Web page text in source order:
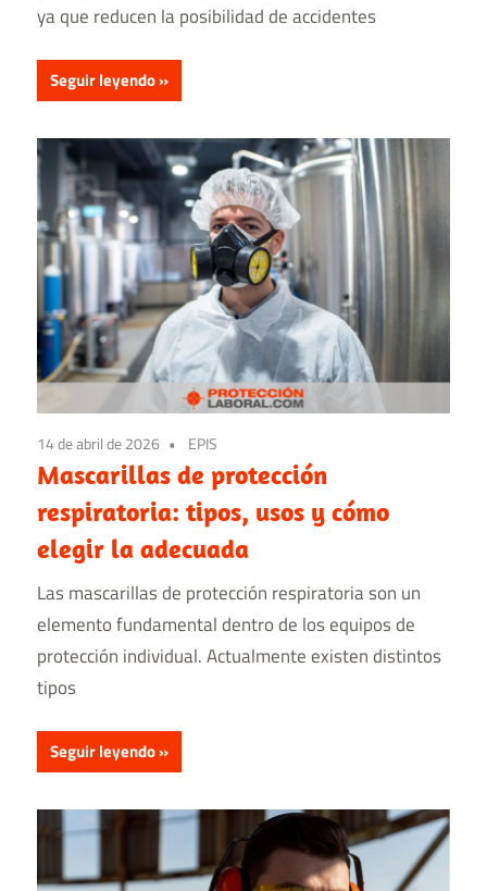
ya que reducen la posibilidad de accidentes
Seguir leyendo
14 de abril de 2026 EPIS
Mascarillas de protección
respiratoria: tipos, usos y cómo
elegir la adecuada
Las mascarillas de protección respiratoria​ son un
elemento fundamental dentro de los equipos de
protección individual. Actualmente existen distintos
tipos
Seguir leyendo